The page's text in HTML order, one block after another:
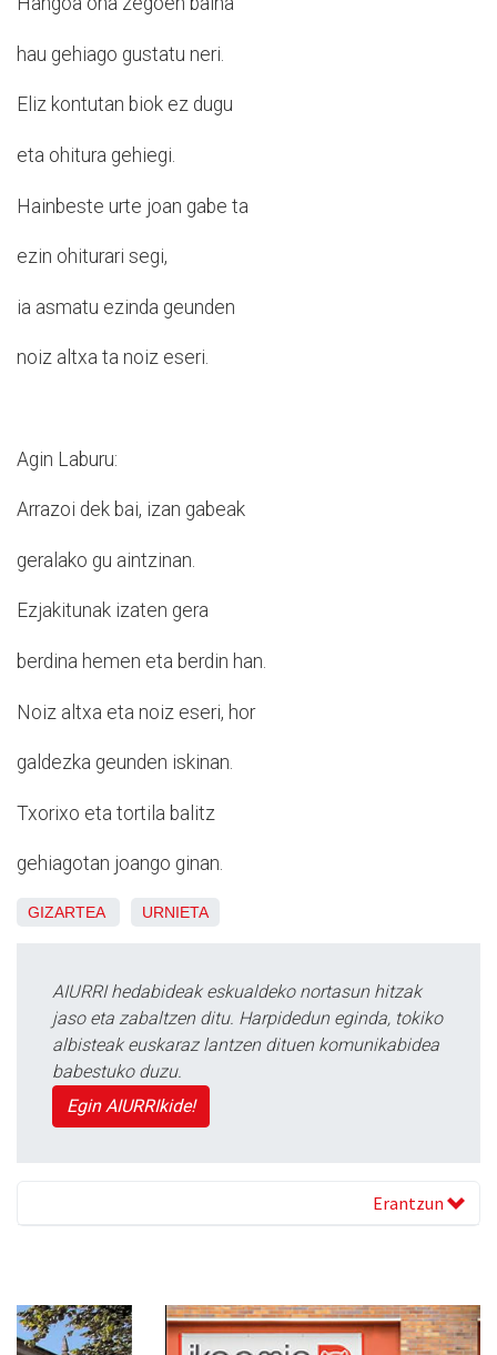
hau gehiago gustatu neri.
Eliz kontutan biok ez dugu
eta ohitura gehiegi.
Hainbeste urte joan gabe ta
ezin ohiturari segi,
ia asmatu ezinda geunden
noiz altxa ta noiz eseri.
Agin Laburu:
Arrazoi dek bai, izan gabeak
geralako gu aintzinan.
Ezjakitunak izaten gera
berdina hemen eta berdin han.
Noiz altxa eta noiz eseri, hor
galdezka geunden iskinan.
Txorixo eta tortila balitz
gehiagotan joango ginan.
GIZARTEA URNIETA
AIURRI hedabideak eskualdeko nortasun hitzak
jaso eta zabaltzen ditu. Harpidedun eginda, tokiko
albisteak euskaraz lantzen dituen komunikabidea
babestuko duzu.
Egin AIURRIkide!
Erantzun